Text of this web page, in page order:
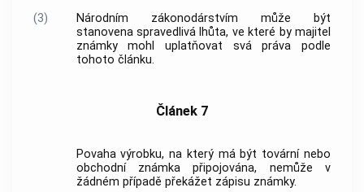
(3)
Národním zákonodárstvím může být
stanovena spravedlivá lhůta, ve které by majitel
známky mohl uplatňovat svá práva podle
tohoto článku.
Článek 7
Povaha výrobku, na který má být tovární nebo
obchodní známka připojována, nemůže v
žádném případě překážet zápisu známky.